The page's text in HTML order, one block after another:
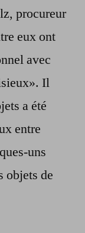
procureur
eux ont
avec
Il
a été
entre
uns
objets de